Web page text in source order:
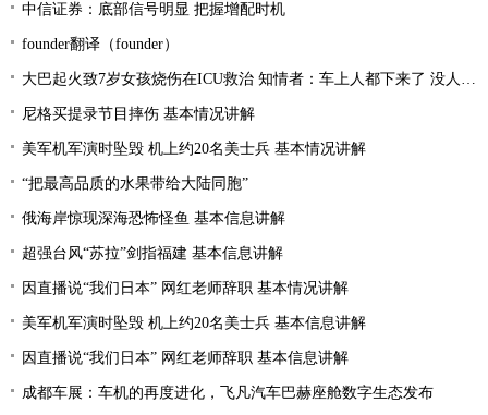
中信证券：底部信号明显 把握增配时机
founder翻译（founder）
大巴起火致7岁女孩烧伤在ICU救治 知情者：车上人都下来了 没人叫醒她
尼格买提录节目摔伤 基本情况讲解
美军机军演时坠毁 机上约20名美士兵 基本情况讲解
“把最高品质的水果带给大陆同胞”
俄海岸惊现深海恐怖怪鱼 基本信息讲解
超强台风“苏拉”剑指福建 基本信息讲解
因直播说“我们日本” 网红老师辞职 基本情况讲解
美军机军演时坠毁 机上约20名美士兵 基本信息讲解
因直播说“我们日本” 网红老师辞职 基本信息讲解
成都车展：车机的再度进化，飞凡汽车巴赫座舱数字生态发布